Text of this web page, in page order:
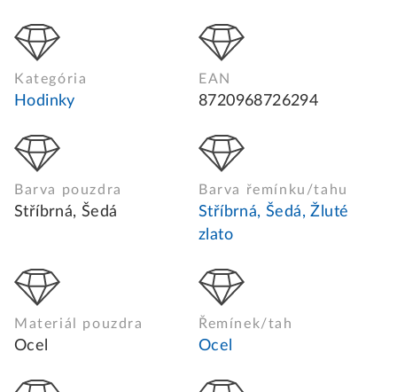
Kategória
Hodinky
EAN
8720968726294
Barva pouzdra
Stříbrná, Šedá
Barva řemínku/tahu
Stříbrná, Šedá, Žluté
zlato
Materiál pouzdra
Ocel
Řemínek/tah
Ocel